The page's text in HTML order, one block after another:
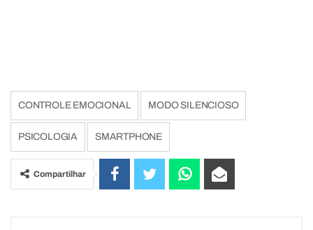
CONTROLE EMOCIONAL MODO SILENCIOSO
PSICOLOGIA SMARTPHONE
Compartilhar